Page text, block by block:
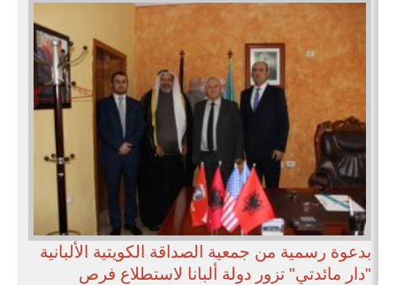
بدعوة رسمية من جمعية الصداقة الكويتية الألبانية
"دار مائدتي" تزور دولة ألبانا لاستطلاع فرص